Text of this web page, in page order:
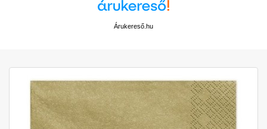
Árukereső.hu